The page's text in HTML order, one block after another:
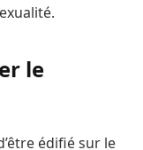
le
édifié sur le